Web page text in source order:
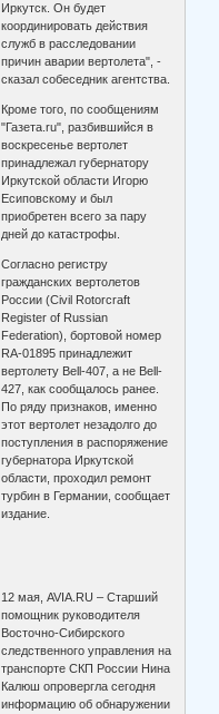
Иркутск. Он будет
координировать действия
служб в расследовании
причин аварии вертолета", -
сказал собеседник агентства.
Кроме того, по сообщениям
"Газета.ru", разбившийся в
воскресенье вертолет
принадлежал губернатору
Иркутской области Игорю
Есиповскому и был
приобретен всего за пару
дней до катастрофы.
Согласно регистру
гражданских вертолетов
России (Civil Rotorcraft
Register of Russian
Federation), бортовой номер
RA-01895 принадлежит
вертолету Bell-407, а не Bell-
427, как сообщалось ранее.
По ряду признаков, именно
этот вертолет незадолго до
поступления в распоряжение
губернатора Иркутской
области, проходил ремонт
турбин в Германии, сообщает
издание.
12 мая, AVIA.RU – Старший
помощник руководителя
Восточно-Сибирского
следственного управления на
транспорте СКП России Нина
Калюш опровергла сегодня
информацию об обнаружении